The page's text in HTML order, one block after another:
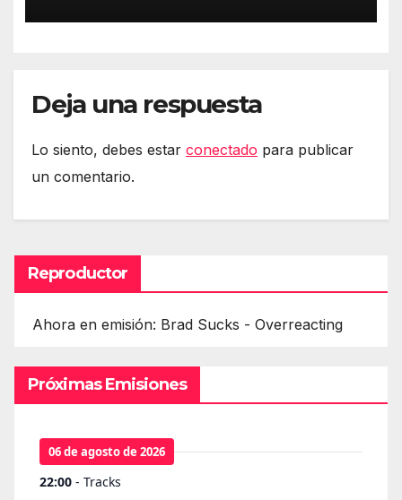
Deja una respuesta
Lo siento, debes estar conectado para publicar
un comentario.
Reproductor
Ahora en emisión: Brad Sucks - Overreacting
Próximas Emisiones